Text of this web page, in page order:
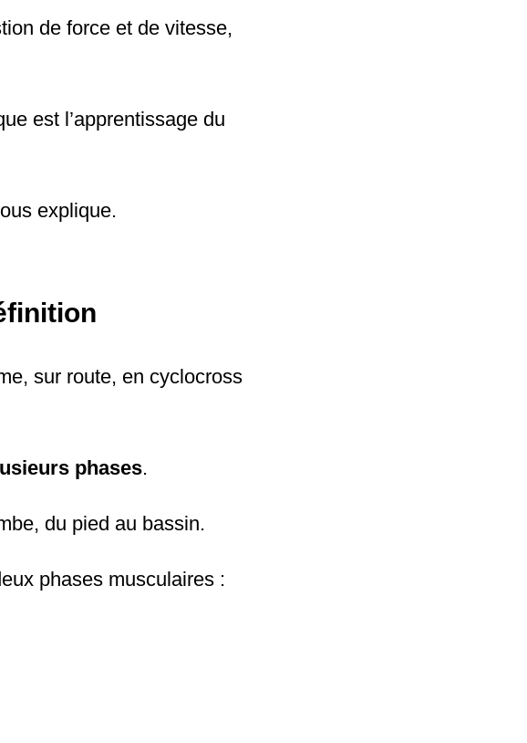
de force et de vitesse,
est l’apprentissage du
explique.
sur route, en cyclocross
phases.
du pied au bassin.
phases musculaires :